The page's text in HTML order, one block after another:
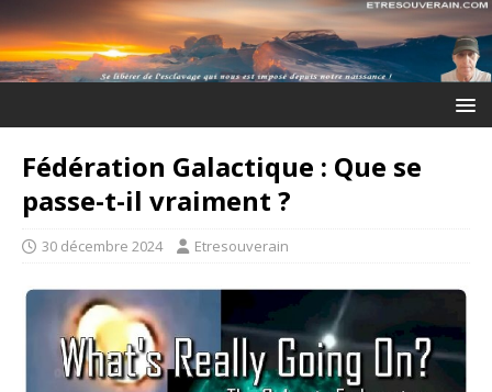
Fédération Galactique : Que se
passe-t-il vraiment ?
30 décembre 2024 Etresouverain